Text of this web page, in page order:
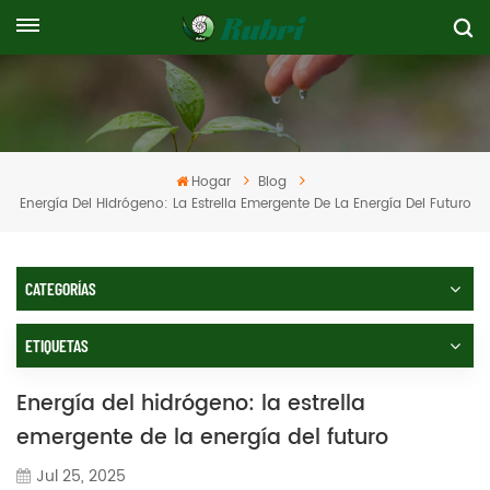
Hogar
Blog
Energía Del Hidrógeno: La Estrella Emergente De La Energía Del Futuro
CATEGORÍAS
ETIQUETAS
Energía del hidrógeno: la estrella
emergente de la energía del futuro
Jul 25, 2025